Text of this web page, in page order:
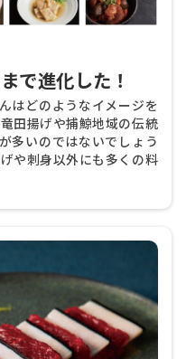
で進化した！
はどのようなイメージを
田揚げや捕鯨地域の伝統
多いのではないでしょう
や刺身以外にも多くの料